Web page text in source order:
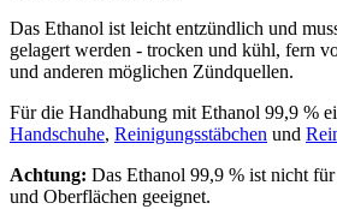
Das Ethanol ist leicht entzündlich und
gelagert werden - trocken und kühl, fern
und anderen möglichen Zündquellen.
Für die Handhabung mit Ethanol 99,9 %
Handschuhe, Reinigungsstäbchen und
Achtung: Das Ethanol 99,9 % ist nicht
und Oberflächen geeignet.